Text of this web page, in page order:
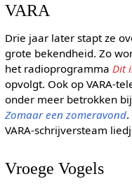
VARA
Drie jaar later stapt ze
grote bekendheid. Zo
het radioprogramma Dit
opvolgt. Ook op VARA-
onder meer betrokken
Zomaar een zomeravond.
VARA-schrijversteam
Vroege Vogels